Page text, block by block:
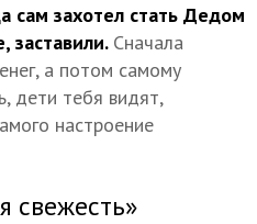
сам захотел стать Дедом
заставили. Сначала
а потом самому
дети тебя видят,
настроение
свежесть»